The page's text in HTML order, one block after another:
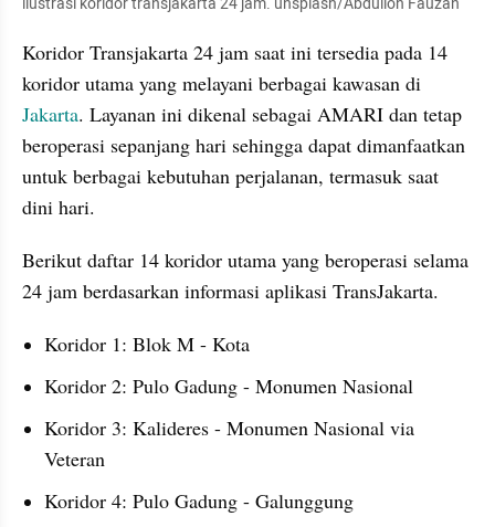
Koridor Transjakarta 24 jam saat ini tersedia pada 14
Jakarta. Layanan ini dikenal sebagai AMARI dan tetap
beroperasi sepanjang hari sehingga dapat dimanfaatkan
untuk berbagai kebutuhan perjalanan, termasuk saat
dini hari.
Berikut daftar 14 koridor utama yang beroperasi selama
24 jam berdasarkan informasi aplikasi TransJakarta.
Koridor 1: Blok M - Kota
Koridor 2: Pulo Gadung - Monumen Nasional
Koridor 3: Kalideres - Monumen Nasional via
Veteran
Koridor 4: Pulo Gadung - Galunggung